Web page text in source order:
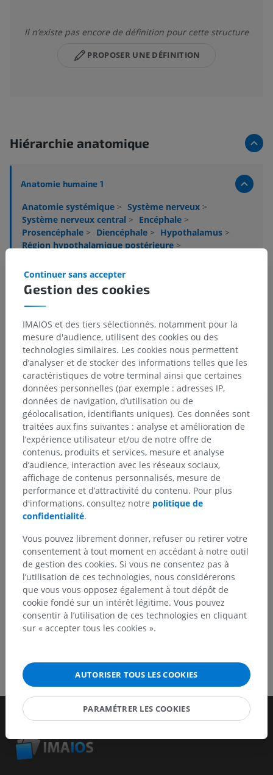
Il n’existe pas encore de définition pour cette structure
PROPOSER UNE DÉFINITION
Hiérarchie anatomique
Anatomie humaine 1
Anatomie systémique > Système nerveux >
Système nerveux central > Encéphale >
Prosencéphale > Diencéphale > Hypothalamus >
Région hypothalamique postérieure >
Structures sous-jacentes :Il n'y a aucune structure
sous-jacente
Neuroanatomie humaine
Traductions
Vous avez vu une erreur ?
N’hésitez pas à nous suggérer une correction, une
traduction, une amélioration de contenu.
Signaler un problème
TÉLÉCHARGEZ L'APPLI
Gestion des cookies
Continuer sans accepter
IMAIOS et des tiers sélectionnés, notamment pour la
mesure d'audience, utilisent des cookies ou des
technologies similaires. Les cookies nous permettent
d’analyser et de stocker des informations telles que les
caractéristiques de votre terminal ainsi que certaines
données personnelles (par exemple : adresses IP,
données de navigation, d’utilisation ou de
géolocalisation, identifiants uniques). Ces données sont
traitées aux fins suivantes : analyse et amélioration de
l’expérience utilisateur et/ou de notre offre de
contenus, produits et services, mesure et analyse
d’audience, interaction avec les réseaux sociaux,
affichage de contenus personnalisés, mesure de
performance et d’attractivité du contenu. Pour plus
d'informations, consultez notre politique de
confidentialité.
Vous pouvez librement donner, refuser ou retirer votre
consentement à tout moment en accédant à notre outil
de gestion des cookies. Si vous ne consentez pas à
l’utilisation de ces technologies, nous considérerons
que vous vous opposez également à tout dépôt de
cookie fondé sur un intérêt légitime. Vous pouvez
consentir à l’utilisation de ces technologies en cliquant
sur « accepter tous les cookies ».
AUTORISER TOUS LES COOKIES
PARAMÉTRER LES COOKIES